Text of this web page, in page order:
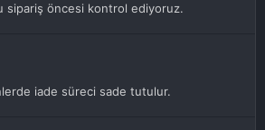
sipariş öncesi kontrol ediyoruz.
iade süreci sade tutulur.